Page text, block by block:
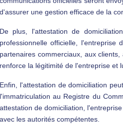
d'assurer une gestion efficace de la
De plus, l'attestation de
professionnelle officielle,
partenaires commerciaux, aux
renforce la légitimité de l'entreprise et
Enfin, l'attestation de domiciliation
l'immatriculation au Registre du
attestation de domiciliation,
avec les autorités compétentes.